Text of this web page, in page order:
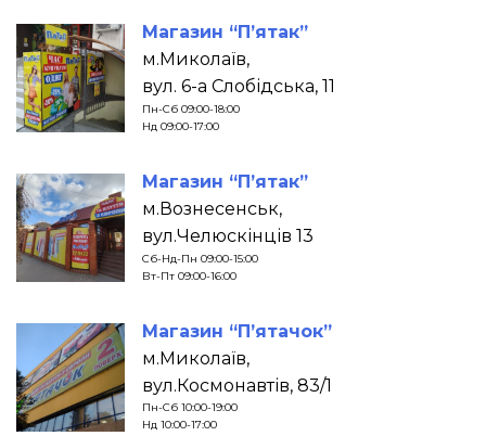
Магазин “П’ятак”
м.Миколаїв,
вул. 6-а Слобідська, 11
Пн-Сб 09:00-18:00
Нд 09:00-17:00
Магазин “П’ятак”
м.Вознесенськ,
вул.Челюскінців 13
Сб-Нд-Пн 09:00-15:00
Вт-Пт 09:00-16:00
Магазин “П’ятачок”
м.Миколаїв,
вул.Космонавтів, 83/1
Пн-Сб 10:00-19:00
Нд 10:00-17:00